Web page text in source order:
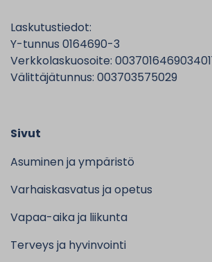
Laskutustiedot:
Y-tunnus 0164690-3
Verkkolaskuosoite:
Välittäjätunnus: 003703575029
Sivut
Asuminen ja ympäristö
Varhaiskasvatus ja opetus
Vapaa-aika ja liikunta
Terveys ja hyvinvointi